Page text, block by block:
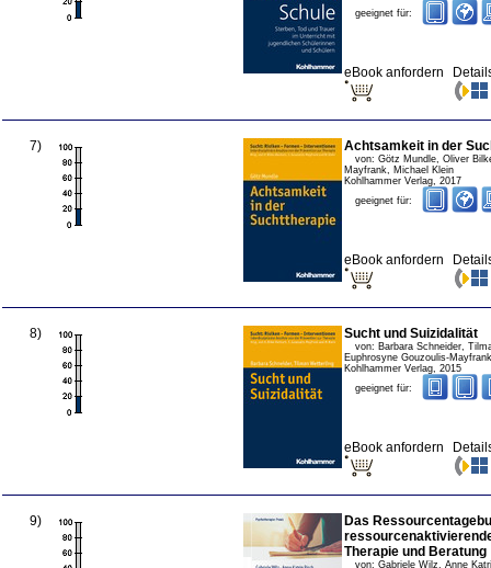
geeignet für:
eBook anfordern
7) Achtsamkeit in der
von: Götz Mundle, Oliver
Mayfrank, Michael Klein
Kohlhammer Verlag, 2017
geeignet für:
eBook anfordern
8) Sucht und Suizidalität
von: Barbara Schneider,
Euphrosyne Gouzoulis-
Kohlhammer Verlag, 2015
geeignet für:
eBook anfordern
9)
Das
Therapie und Beratung
von: Gabriele Wilz, Anne